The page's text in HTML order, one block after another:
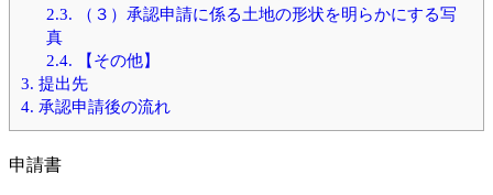
2.3. （３）承認申請に係る土地の形状を明らかにする写
真
2.4. 【その他】
3. 提出先
4. 承認申請後の流れ
申請書